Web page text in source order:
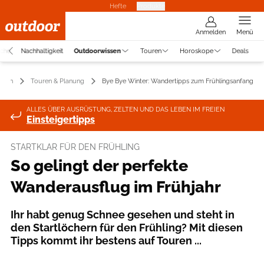
Hefte
Anmelden Menü
Nachhaltigkeit Outdoorwissen Touren Horoskope Deals
Touren & Planung Bye Bye Winter: Wandertipps zum Frühlingsanfang
ALLES ÜBER AUSRÜSTUNG, ZELTEN UND DAS LEBEN IM FREIEN
Einsteigertipps
STARTKLAR FÜR DEN FRÜHLING
So gelingt der perfekte
Wanderausflug im Frühjahr
Ihr habt genug Schnee gesehen und steht in
den Startlöchern für den Frühling? Mit diesen
Tipps kommt ihr bestens auf Touren ...